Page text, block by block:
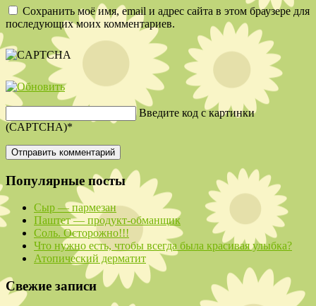
Сохранить моё имя, email и адрес сайта в этом браузере для
последующих моих комментариев.
Введите код с картинки
(CAPTCHA)*
Популярные посты
Сыр — пармезан
Паштет — продукт-обманщик
Соль. Осторожно!!!
Что нужно есть, чтобы всегда была красивая улыбка?
Атопический дерматит
Свежие записи